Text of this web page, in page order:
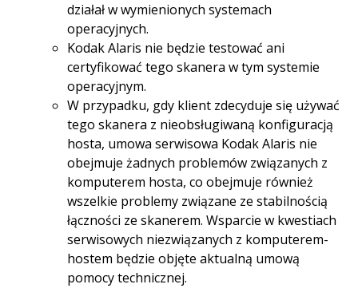
działał w wymienionych systemach
operacyjnych.
Kodak Alaris nie będzie testować ani
certyfikować tego skanera w tym systemie
operacyjnym.
W przypadku, gdy klient zdecyduje się używać
tego skanera z nieobsługiwaną konfiguracją
hosta, umowa serwisowa Kodak Alaris nie
obejmuje żadnych problemów związanych z
komputerem hosta, co obejmuje również
wszelkie problemy związane ze stabilnością
łączności ze skanerem. Wsparcie w kwestiach
serwisowych niezwiązanych z komputerem-
hostem będzie objęte aktualną umową
pomocy technicznej.